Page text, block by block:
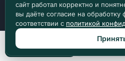
Политика конфиденциальности
Пользовательское соглашение
сайт работал корректно и
вы даёте согласие на обработку
соответствии с политикой